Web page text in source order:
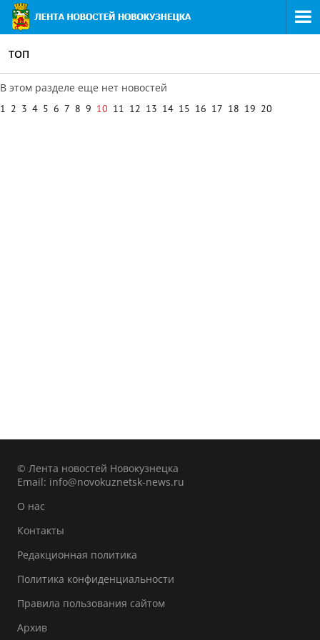
ТОП
В этом разделе еще нет новостей
1 2 3 4 5 6 7 8 9 10 11 12 13 14 15 16 17 18 19 20
© Лента новостей Новокузнецка
Email: info@novokuznetsk-news.ru
О нас
Контакты
Редакционная политика
Политика конфиденциальности
Правила пользования сайтом
Архив